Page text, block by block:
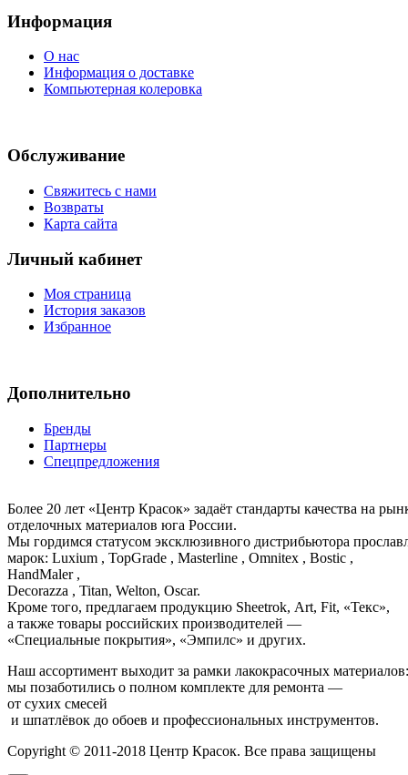
Информация
О нас
Информация о доставке
Компьютерная колеровка
Обслуживание
Свяжитесь с нами
Возвраты
Карта сайта
Личный кабинет
Моя страница
История заказов
Избранное
Дополнительно
Бренды
Партнеры
Спецпредложения
Более 20 лет «Центр Красок» задаёт стандарты качества на
отделочных материалов юга России.
Мы гордимся статусом эксклюзивного дистрибьютора
марок: Luxium , TopGrade , Masterline , Omnitex , Bostic ,
HandMaler ,
Decorazza , Titan, Welton, Oscar.
Кроме того, предлагаем продукцию Sheetrok, Art, Fit, «Текс»,
а также товары российских производителей —
«Специальные покрытия», «Эмпилс» и других.
Наш ассортимент выходит за рамки лакокрасочных
мы позаботились о полном комплекте для ремонта —
от сухих смесей
и шпатлёвок до обоев и профессиональных инструментов.
Copyright © 2011-2018 Центр Красок. Все права защищены